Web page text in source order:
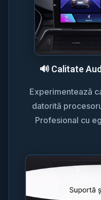
🔊 Calitate
Experimentează
datorită
Profesional cu